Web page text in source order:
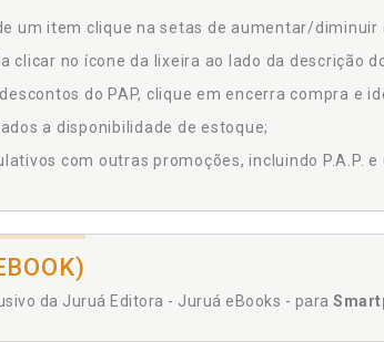
um item clique na setas de aumentar/
clicar no ícone da lixeira ao lado da descrição
do PAP, clique em encerra compra e
a disponibilidade de estoque;
com outras promoções, incluindo P.A.P. e
da Juruá Editora - Juruá eBooks - para